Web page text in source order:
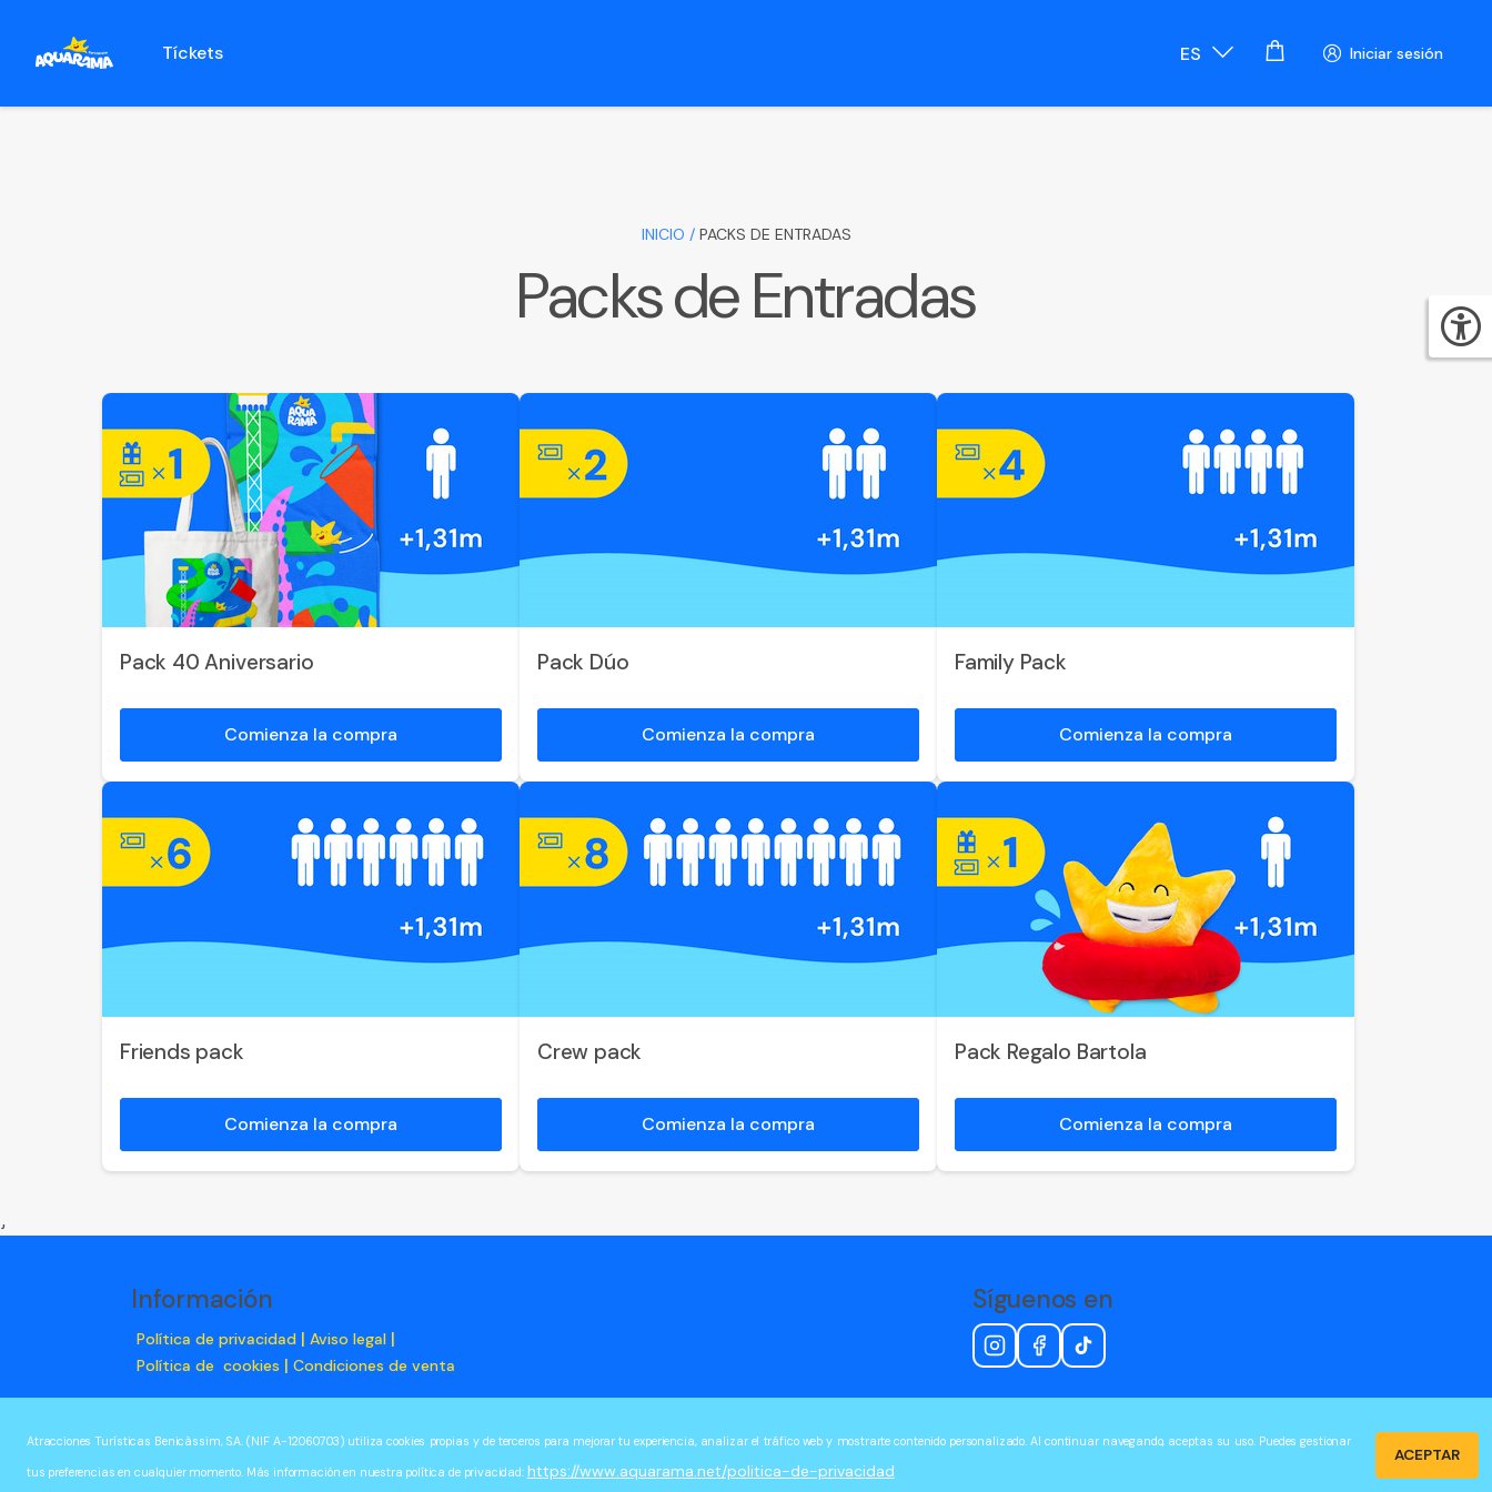
Tíckets ES Iniciar sesión
INICIO / PACKS DE ENTRADAS
Packs de Entradas
Pack 40 Aniversario
Comienza la compra
Pack Dúo
Comienza la compra
Family Pack
Comienza la compra
Friends pack
Comienza la compra
Crew pack
Comienza la compra
Pack Regalo Bartola
Comienza la compra
}
Información
Política de privacidad | Aviso legal |
Política de cookies | Condiciones de venta
Síguenos en
© 2026
Axess AG
Atracciones Turísticas Benicàssim, S.A. (NIF A-12060703) utiliza cookies propias y de terceros para mejorar tu experiencia, analizar el tráfico web y mostrarte contenido personalizado. Al continuar navegando, aceptas su uso. Puedes gestionar
tus preferencias en cualquier momento. Más información en nuestra política de privacidad: https://www.aquarama.net/politica-de-privacidad
ACEPTAR